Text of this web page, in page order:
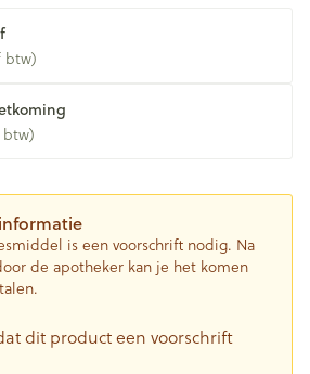
btw)
is een voorschrift nodig. Na
de apotheker kan je het komen
dit product een voorschrift